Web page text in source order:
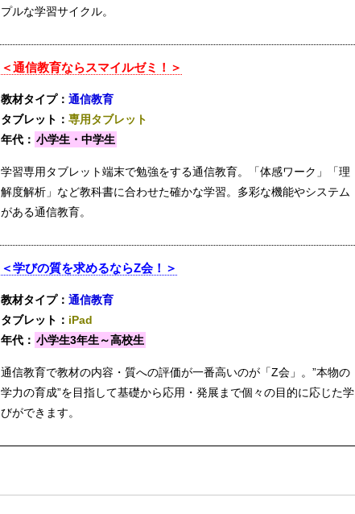
プルな学習サイクル。
＜通信教育ならスマイルゼミ！＞
教材タイプ：通信教育
タブレット：専用タブレット
年代： 小学生・中学生
学習専用タブレット端末で勉強をする通信教育。「体感ワーク」「理
解度解析」など教科書に合わせた確かな学習。多彩な機能やシステム
がある通信教育。
＜学びの質を求めるならZ会！＞
教材タイプ：通信教育
タブレット： iPad
年代： 小学生3年生～高校生
通信教育で教材の内容・質への評価が一番高いのが「Z会」。”本物の
学力の育成”を目指して基礎から応用・発展まで個々の目的に応じた学
びができます。